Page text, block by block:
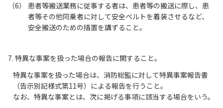
患者等搬送業務に従事する者は、患者等の搬送に際し、患
者等その他同乗者に対して安全ベルトを着装させるなど、
安全搬送のための措置を講ずること。
7. 特異な事案を扱った場合の報告に関すること。
特異な事案を扱った場合は、消防総監に対して特異事案報告書
（告示別記様式第11号）による報告を行うこと。
なお、特異な事案とは、次に掲げる事項に該当する場合をいう。